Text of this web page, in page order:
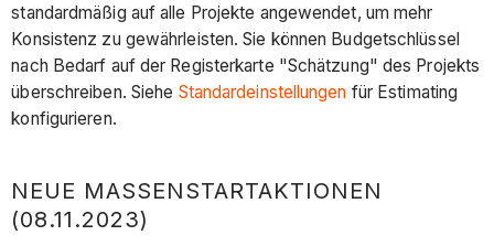
standardmäßig auf alle Projekte angewendet, um mehr
Konsistenz zu gewährleisten. Sie können Budgetschlüssel
nach Bedarf auf der Registerkarte "Schätzung" des Projekts
überschreiben. Siehe Standardeinstellungen für Estimating
konfigurieren.
NEUE MASSENSTARTAKTIONEN
(08.11.2023)